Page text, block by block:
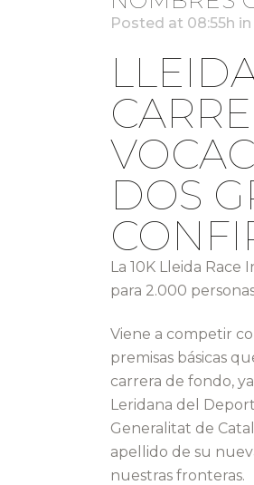
Posted at 08:55h in
DOS
La 10K Lleida
para 2.000
Viene a competir
premisas básicas
carrera de fondo,
Leridana del
Generalitat de
apellido de su
nuestras fronteras.